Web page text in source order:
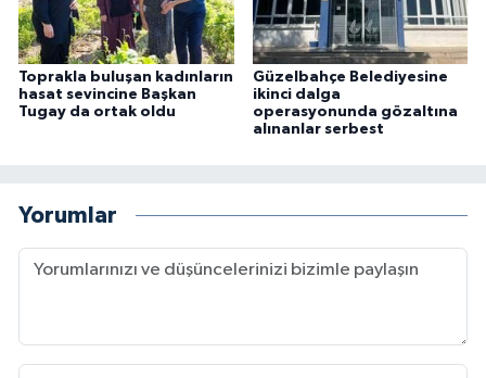
Toprakla buluşan kadınların
hasat sevincine Başkan
Tugay da ortak oldu
Güzelbahçe Belediyesine
ikinci dalga
operasyonunda gözaltına
alınanlar serbest
Yorumlar